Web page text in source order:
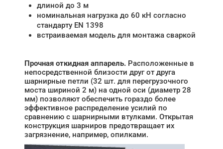
длиной до 3 м
номинальная нагрузка до 60 кН согласно
стандарту EN 1398
встраиваемая модель для монтажа сваркой
Прочная откидная аппарель. Расположенные в
непосредственной близости друг от друга
шарнирные петли (32 шт. для перегрузочного
моста шириной 2 м) на одной оси (диаметр 28
мм) позволяют обеспечить гораздо более
эффективное распределение усилий по
сравнению с шарнирными втулками. Открытая
конструкция шарниров предотвращает их
загрязнение, например, опилками.